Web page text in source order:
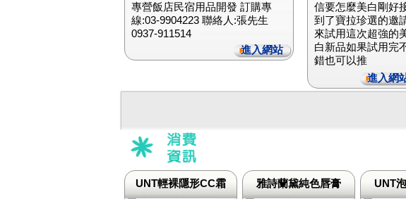
專營飯店民宿用品開發 訂購專
線:03-9904223 聯絡人:張先生
0937-911514
進入網站
信要怎麼美白剛好
到了寶拉珍選的邀
來試用這次超強的
白新品如果試用完
錯也可以推
進入網
UNT輕裸隱形CC霜 雅詩蘭黛純色唇膏 UNT